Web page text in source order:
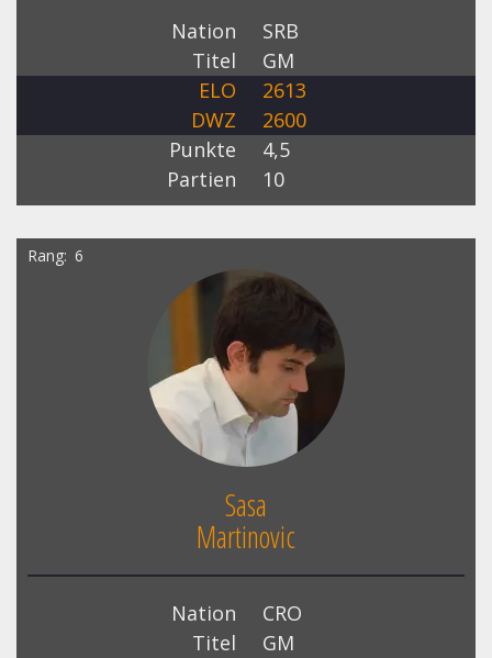
Nation
SRB
Titel
GM
ELO
2613
DWZ
2600
Punkte
4,5
Partien
10
Rang 6
Sasa
Martinovic
Nation
CRO
Titel
GM